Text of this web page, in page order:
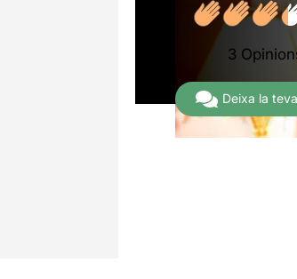
3
Deixa la